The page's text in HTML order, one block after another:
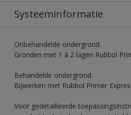
Systeeminformatie
Onbehandelde ondergrond.
Gronden met 1 à 2 lagen Rubbol
Behandelde ondergrond.
Bijwerken met Rubbol Primer
Voor gedetailleerde